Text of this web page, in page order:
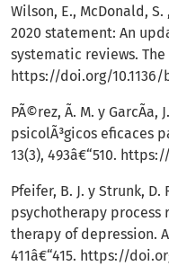
Wilson, E., McDonald, S.
2020 statement: An
systematic reviews. The
https://doi.org/10.1136/
PÃ©rez, Ã. M. y GarcÃ­a,
psicolÃ³gicos eficaces
13(3), 493â€“510.
Pfeifer, B. J. y Strunk, D.
psychotherapy process
therapy of depression.
411â€“415. https://